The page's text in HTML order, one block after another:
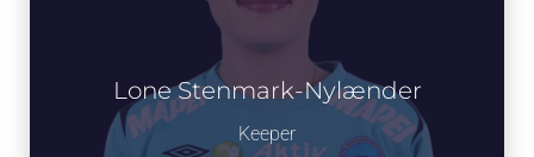
Lone Stenmark-Nylænder
Keeper